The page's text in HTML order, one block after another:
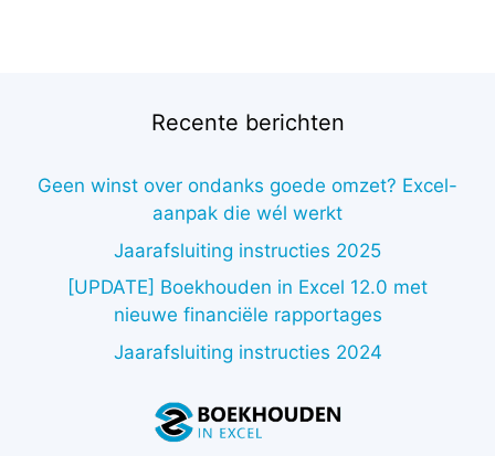
Recente berichten
Geen winst over ondanks goede omzet? Excel-
aanpak die wél werkt
Jaarafsluiting instructies 2025
[UPDATE] Boekhouden in Excel 12.0 met
nieuwe financiële rapportages
Jaarafsluiting instructies 2024